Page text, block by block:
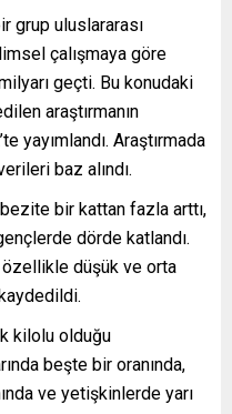
grup uluslararası
çalışmaya göre
geçti. Bu konudaki
araştırmanın
yayımlandı. Araştırmada
baz alındı.
bir kattan fazla arttı,
dörde katlandı.
özellikle düşük ve orta
kilolu olduğu
beşte bir oranında,
ve yetişkinlerde yarı